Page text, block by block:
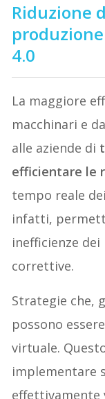
Riduzione
4.0
La maggiore
macchinari e
alle aziende di
efficientare le
tempo reale
infatti,
inefficienze
correttive.
Strategie che,
possono
virtuale.
implementare
effettivamente